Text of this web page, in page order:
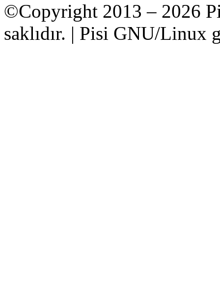
©Copyright 2013 – 2026
saklıdır. | Pisi GNU/Linux